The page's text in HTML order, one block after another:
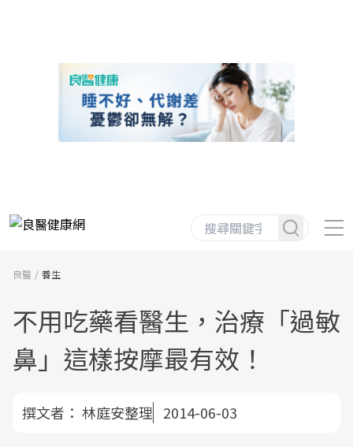
良醫 養生
不用吃藥看醫生，治療「過敏
鼻」這樣按摩最有效！
撰文者： 林庭安整理 2014-06-03